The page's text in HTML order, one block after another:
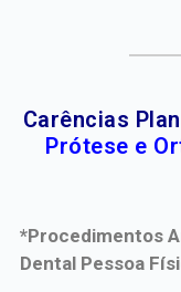
Carências
Prótese e
*Procedimentos
Dental Pessoa